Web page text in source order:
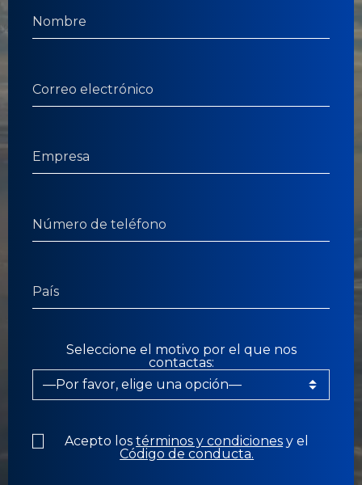
Seleccione el motivo por el que nos
contactas:
Acepto lostérminos y condiciones y el
Código de conducta.